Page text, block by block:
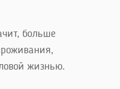
больше
жизнью.